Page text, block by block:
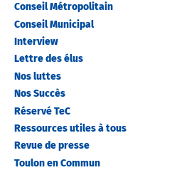
Conseil Métropolitain
Conseil Municipal
Interview
Lettre des élus
Nos luttes
Nos Succès
Réservé TeC
Ressources utiles à tous
Revue de presse
Toulon en Commun